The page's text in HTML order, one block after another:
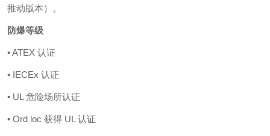
推动版本）。
防爆等级
• ATEX 认证
• IECEx 认证
• UL 危险场所认证
• Ord loc 获得 UL 认证